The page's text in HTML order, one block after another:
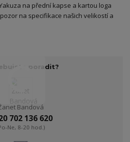
na přední kapse a kartou loga
na specifikace našich velikostí a
poradit?
Bandová
702 136 620
Ne, 8-20 hod.)